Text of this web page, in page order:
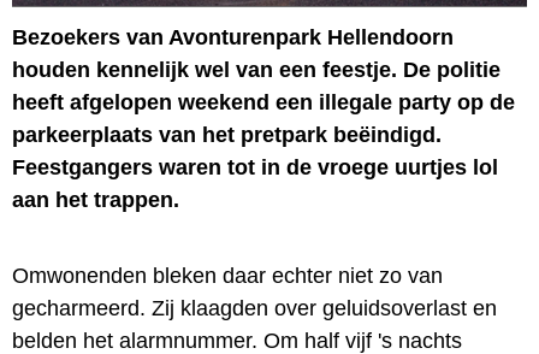
Bezoekers van Avonturenpark Hellendoorn
houden kennelijk wel van een feestje. De politie
heeft afgelopen weekend een illegale party op de
parkeerplaats van het pretpark beëindigd.
Feestgangers waren tot in de vroege uurtjes lol
aan het trappen.
Omwonenden bleken daar echter niet zo van
gecharmeerd. Zij klaagden over geluidsoverlast en
belden het alarmnummer. Om half vijf 's nachts